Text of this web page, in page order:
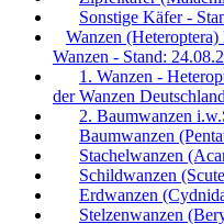
Sonstige Käfer -
Wanzen
Wanzen - Stand:
1. Wanzen -
der Wanzen
2. Baumwanzen
Baumwanzen
Stachelwanzen
Schildwanzen
Erdwanzen
Stelzenwanzen